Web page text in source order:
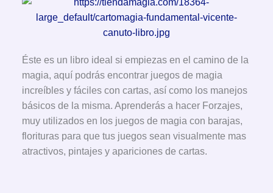
Éste es un libro ideal si empiezas en el camino de la
magia, aquí podrás encontrar juegos de magia
increíbles y fáciles con cartas, así como los manejos
básicos de la misma. Aprenderás a hacer Forzajes,
muy utilizados en los juegos de magia con barajas,
florituras para que tus juegos sean visualmente mas
atractivos, pintajes y apariciones de cartas.